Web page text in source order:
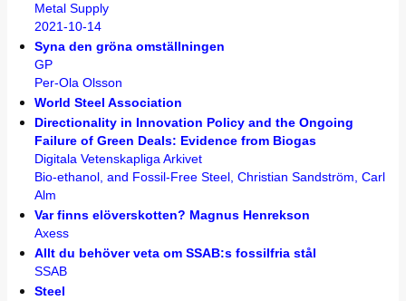
Metal Supply
2021-10-14
Syna den gröna omställningen
GP
Per-Ola Olsson
World Steel Association
Directionality in Innovation Policy and the Ongoing
Failure of Green Deals: Evidence from Biogas
Digitala Vetenskapliga Arkivet
Bio-ethanol, and Fossil-Free Steel, Christian Sandström, Carl
Alm
Var finns elöverskotten? Magnus Henrekson
Axess
Allt du behöver veta om SSAB:s fossilfria stål
SSAB
Steel